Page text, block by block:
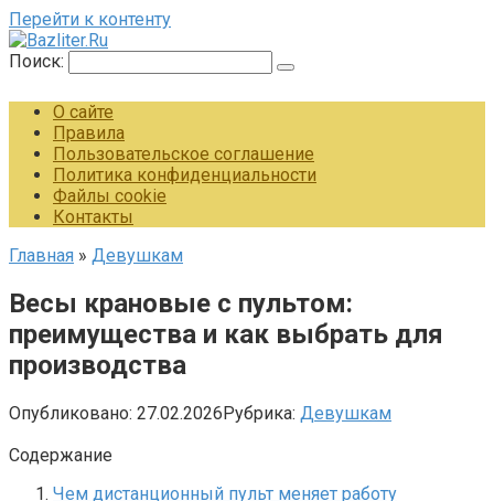
Перейти к контенту
Поиск:
О сайте
Правила
Пользовательское соглашение
Политика конфиденциальности
Файлы cookie
Контакты
Главная » Девушкам
Весы крановые с пультом:
преимущества и как выбрать для
производства
Опубликовано: 27.02.2026Рубрика: Девушкам
Содержание
Чем дистанционный пульт меняет работу